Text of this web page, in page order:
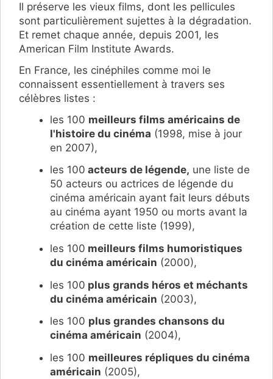
Il préserve les vieux films, dont les pellicules
sont particulièrement sujettes à la dégradation.
Et remet chaque année, depuis 2001, les
American Film Institute Awards.
En France, les cinéphiles comme moi le
connaissent essentiellement à travers ses
célèbres listes :
les 100 meilleurs films américains de
l'histoire du cinéma (1998, mise à jour
en 2007),
les 100 acteurs de légende, une liste de
50 acteurs ou actrices de légende du
cinéma américain ayant fait leurs débuts
au cinéma ayant 1950 ou morts avant la
création de cette liste (1999),
les 100 meilleurs films humoristiques
du cinéma américain (2000),
les 100 plus grands héros et méchants
du cinéma américain (2003),
les 100 plus grandes chansons du
cinéma américain (2004),
les 100 meilleures répliques du cinéma
américain (2005),